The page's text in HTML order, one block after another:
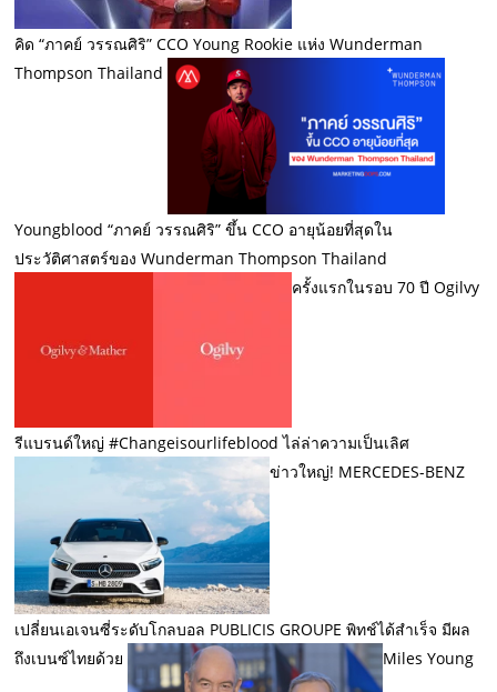
คิด “ภาคย์ วรรณศิริ” CCO Young Rookie แห่ง Wunderman
Thompson Thailand
Youngblood “ภาคย์ วรรณศิริ” ขึ้น CCO อายุน้อยที่สุดใน
ประวัติศาสตร์ของ Wunderman Thompson Thailand
ครั้งแรกในรอบ 70 ปี Ogilvy
รีแบรนด์ใหญ่ #Changeisourlifeblood ไล่ล่าความเป็นเลิศ
ข่าวใหญ่! MERCEDES-BENZ
เปลี่ยนเอเจนซี่ระดับโกลบอล PUBLICIS GROUPE พิทช์ได้สำเร็จ มีผล
ถึงเบนซ์ไทยด้วย
Miles Young